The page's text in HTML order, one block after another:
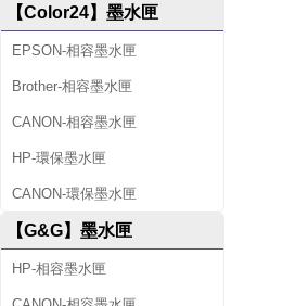
【Color24】墨水匣
EPSON-相容墨水匣
Brother-相容墨水匣
CANON-相容墨水匣
HP-環保墨水匣
CANON-環保墨水匣
【G&G】墨水匣
HP-相容墨水匣